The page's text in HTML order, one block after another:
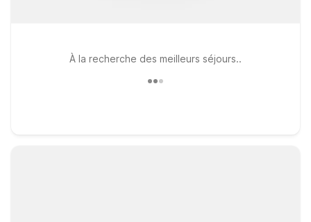
À la recherche des meilleurs séjours..